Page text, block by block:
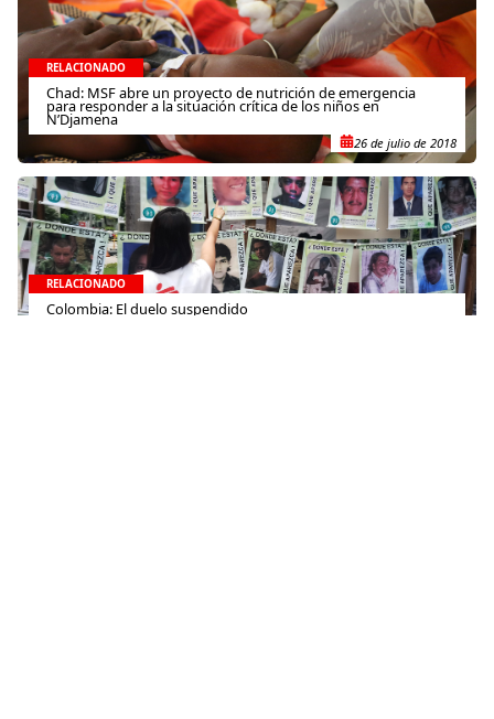
RELACIONADO
Chad: MSF abre un proyecto de nutrición de emergencia
para responder a la situación crítica de los niños en
N’Djamena
26 de julio de 2018
RELACIONADO
Colombia: El duelo suspendido